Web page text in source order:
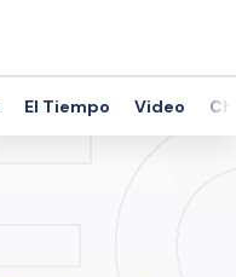
El Tiempo Video